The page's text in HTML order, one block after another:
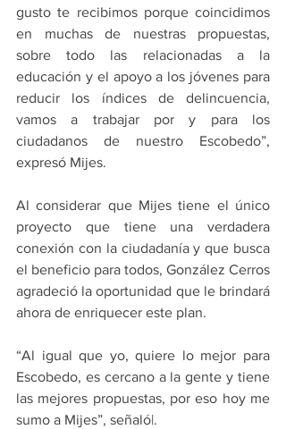
gusto te recibimos porque coincidimos
en muchas de nuestras propuestas,
sobre todo las relacionadas a la
educación y el apoyo a los jóvenes para
reducir los índices de delincuencia,
vamos a trabajar por y para los
ciudadanos de nuestro Escobedo”,
expresó Mijes.
Al considerar que Mijes tiene el único
proyecto que tiene una verdadera
conexión con la ciudadanía y que busca
el beneficio para todos, González Cerros
agradeció la oportunidad que le brindará
ahora de enriquecer este plan.
“Al igual que yo, quiere lo mejor para
Escobedo, es cercano a la gente y tiene
las mejores propuestas, por eso hoy me
sumo a Mijes”, señaló​|.